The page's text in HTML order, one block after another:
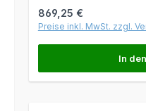
Regulärer Preis:
869,25 €
Preise inkl. MwSt. zzgl.
In